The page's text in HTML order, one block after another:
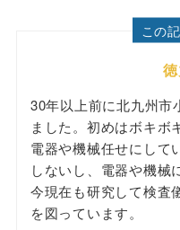
この
30年以上前に北九州市
ました。初めはボキボ
電器や機械任せにして
しないし、電器や機械
今現在も研究して検査
を図っています。